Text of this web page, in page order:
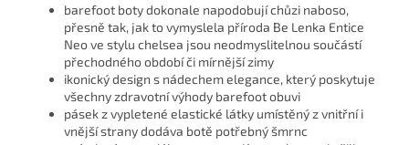
barefoot boty dokonale napodobují chůzi naboso,
přesně tak, jak to vymyslela příroda Be Lenka Entice
Neo ve stylu chelsea jsou neodmyslitelnou součástí
přechodného období či mírnější zimy
ikonický design s nádechem elegance, který poskytuje
všechny zdravotní výhody barefoot obuvi
pásek z vypletené elastické látky umístěný z vnitřní i
vnější strany dodáva botě potřebný šmrnc